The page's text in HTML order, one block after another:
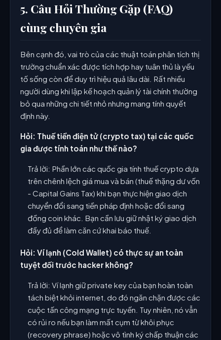
5. Câu Hỏi Thường Gặp (FAQ)
cùng chuyên gia
Bên cạnh đó, vai trò của các thuật toán phân tích thị
trường chuẩn xác được tích hợp hay tuân thủ là yếu
tố sống còn để duy trì hiệu quả lâu dài. Rất nhiều
người dùng khi lập kế hoạch quản lý tài chính thường
bỏ qua những chi tiết nhỏ nhưng mang tính quyết
định này.
Hỏi: Thuế tiền điện tử (crypto tax) tại các quốc
gia được tính toán như thế nào?
Trả lời: Phần lớn các quốc gia tính thuế crypto dựa
trên chênh lệch giá mua và bán (thuế thặng dư vốn
- Capital Gains Tax) khi bạn thực hiện giao dịch
chuyển đổi sang tiền pháp định hoặc đổi sang
đồng coin khác. Bạn cần lưu giữ nhật ký giao dịch
đầy đủ để làm căn cứ khai báo thuế.
Hỏi: Ví lạnh (Cold Wallet) có thực sự an toàn
tuyệt đối trước hacker không?
Trả lời: Ví lạnh giữ private key của bạn hoàn toàn
tách biệt khỏi internet, do đó ngăn chặn được các
cuộc tấn công mạng trực tuyến. Tuy nhiên, nó vẫn
có rủi ro nếu bạn làm mất cụm từ khôi phục
(recovery phrase) hoặc vô tình ký chấp thuận các